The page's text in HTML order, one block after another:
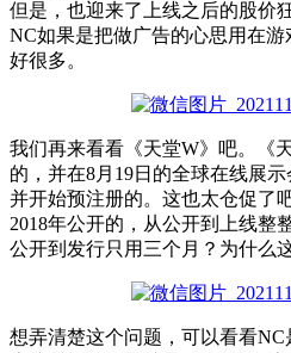
但是，也迎来了上线之后的股价
NC如果是把做广告的心思用在
好很多。
我们再来看看《天堂W》吧。《
的，并在8月19日的全球在线展
并开始预注册的。这也太仓促了
2018年公开的，从公开到上线整
公开到发行只用三个月？为什么
想弄清楚这个问题，可以看看NC